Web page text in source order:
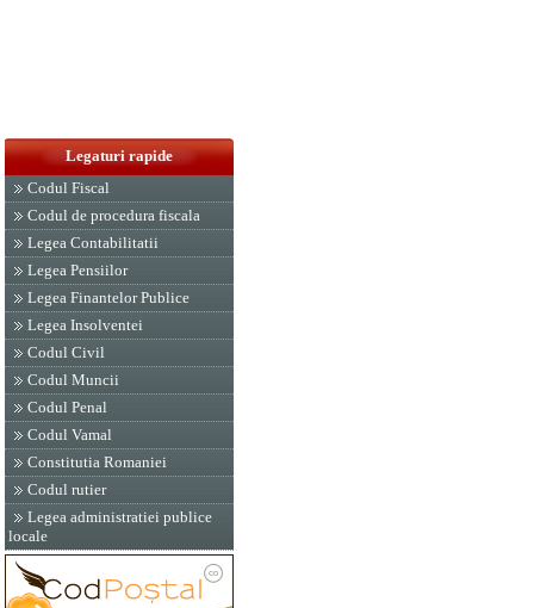
Legaturi rapide
Codul Fiscal
Codul de procedura fiscala
Legea Contabilitatii
Legea Pensiilor
Legea Finantelor Publice
Legea Insolventei
Codul Civil
Codul Muncii
Codul Penal
Codul Vamal
Constitutia Romaniei
Codul rutier
Legea administratiei publice
locale